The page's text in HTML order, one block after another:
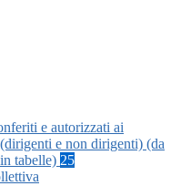
e autorizzati ai
e non dirigenti) (da
tabelle) 25